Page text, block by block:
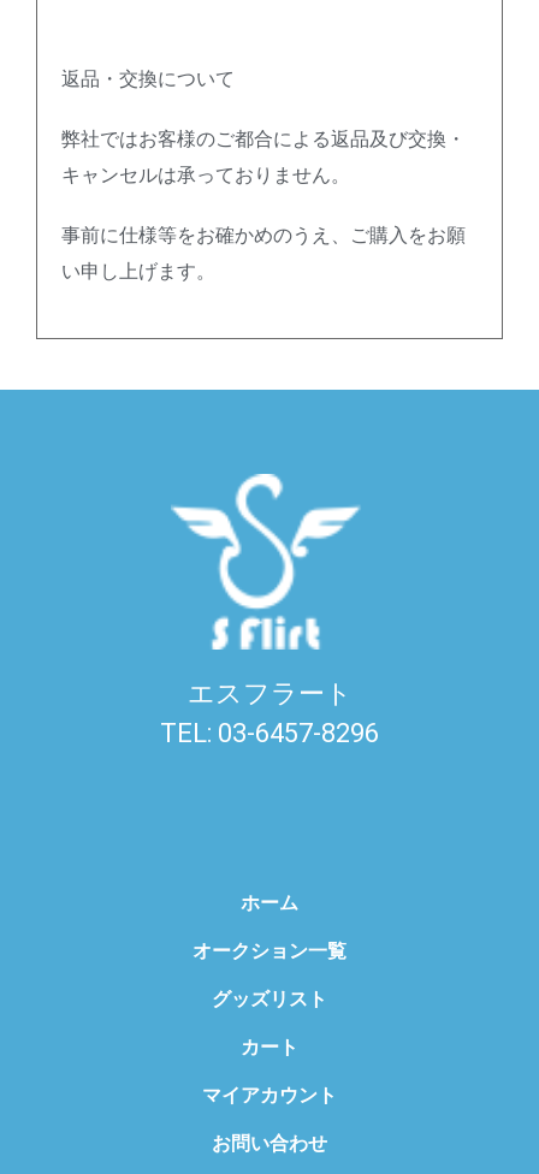
返品・交換について
弊社ではお客様のご都合による返品及び交換・
キャンセルは承っておりません。
事前に仕様等をお確かめのうえ、ご購入をお願
い申し上げます。
エスフラート
TEL: 03-6457-8296
ホーム
オークション一覧
グッズリスト
カート
マイアカウント
お問い合わせ